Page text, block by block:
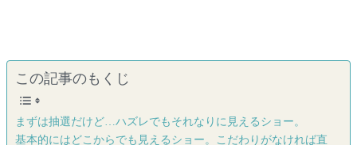
この記事のもくじ
まずは抽選だけど…ハズレでもそれなりに見えるショー。
基本的にはどこからでも見えるショー。こだわりがなければ直